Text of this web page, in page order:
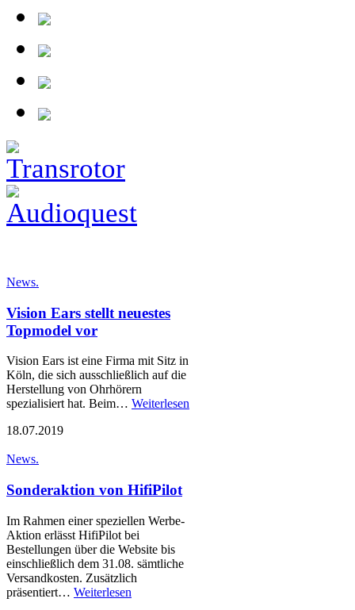
News.
Vision Ears stellt neuestes
Topmodel vor
Vision Ears ist eine Firma mit Sitz in
Köln, die sich ausschließlich auf die
Herstellung von Ohrhörern
spezialisiert hat. Beim… Weiterlesen
18.07.2019
News.
Sonderaktion von HifiPilot
Im Rahmen einer speziellen Werbe-
Aktion erlässt HifiPilot bei
Bestellungen über die Website bis
einschließlich dem 31.08. sämtliche
Versandkosten. Zusätzlich
präsentiert… Weiterlesen